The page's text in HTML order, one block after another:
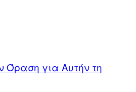
Όραση για Αυτήν τη